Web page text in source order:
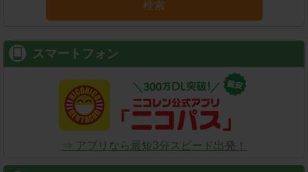
検索
スマートフォン
⇒ アプリなら最短3分スピード出発！